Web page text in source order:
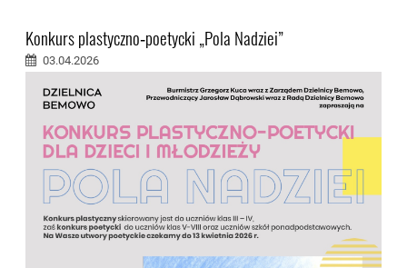
Konkurs plastyczno‑poetycki „Pola Nadziei”
03.04.2026